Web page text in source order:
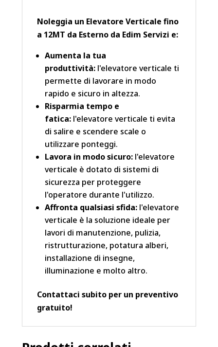
Noleggia un Elevatore Verticale fino
a 12MT da Esterno da Edim Servizi e:
Aumenta la tua
produttività:l'elevatore verticale ti
permette di lavorare in modo
rapido e sicuro in altezza.
Risparmia tempo e
fatica:l'elevatore verticale ti evita
di salire e scendere scale o
utilizzare ponteggi.
Lavora in modo sicuro:l'elevatore
verticale è dotato di sistemi di
sicurezza per proteggere
l'operatore durante l'utilizzo.
Affronta qualsiasi sfida:l'elevatore
verticale è la soluzione ideale per
lavori di manutenzione, pulizia,
ristrutturazione, potatura alberi,
installazione di insegne,
illuminazione e molto altro.
Contattaci subito per un preventivo
gratuito!